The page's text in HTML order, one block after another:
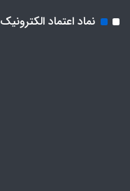
نماد اعتماد الکترونیک